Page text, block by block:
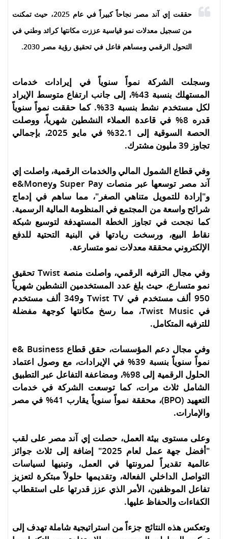
حققت إي آند مصر نجاحاً كبيراً في عام 2025، حيث تمكنت
من تسجيل معدلات نمو قياسية عززت مكانتها كرائد وطني في
التحول الرقمي ومساهم فاعل في تحقيق رؤية مصر 2030.
وسجلت الشركة نمواً سنوياً في إيرادات خدمات
المستهلك بنسبة 43%، إلى جانب ارتفاع متوسط الإيراد
لكل مستخدم نشط بنسبة 33%. كما حققت نمواً سنوياً
قدره 8% في قاعدة العملاء النشطين شهرياً، ووصلت
الحصة السوقية إلى 32.1% في مايو 2025، بإجمالي
تجاوز 39 مليون مشترك.
وفي قطاع الشمول المالي والخدمات الرقمية، واصلت إي
آند مصر توسعها عبر منصات Super Pay وe&Money
و"إرادة للتمويل متناهي الصغر"، مما ساهم في إدماج
شرائح واسعة من المجتمع في المنظومة المالية الرسمية.
كما نجحت في تجاوز الخطة المستهدفة لتوسيع شبكة
نقاط البيع، ورسخت ريادتها في البنية التحتية للدفع
الإلكتروني محققة معدلات نمو متسارعة.
وفي مجال الترفيه الرقمي، واصلت منصة Twist تحقيق
نمو متسارع، حيث بلغ عدد المستخدمين النشطين شهرياً
950 ألف مستخدم في Twist TV و349 ألف مستخدم
في Twist Music، مما رسخ مكانتها كوجهة مفضلة
للترفيه المتكامل.
وفي مجال دعم المؤسسات، حقق قطاع e& Business
نمواً سنوياً بنسبة 39% في الإيرادات، مع وصول اعتماد
الحلول الرقمية إلى 98%، ومضاعفة التفاعل عبر التطبيق
الشامل ثلاث مرات، كما توسعت الشركة في خدمات
التعهيد (BPO)، محققة نمواً سنوياً يقارب 41% في مصر
والإمارات.
وعلى مستوى بيئة العمل، حصلت إي آند مصر على لقب
"أفضل جهة عمل لعام 2025" إضافة إلى ثلاث جوائز
عالمية تقديراً لمرونتها في العمل، وتبنيها لسياسات
التواصل الداخلي الفعالة، وتقديمها حلولاً مبتكرة لتعزيز
تفاعل الموظفين، الأمر الذي عزز قدرتها على استقطاب
الكفاءات والحفاظ عليها.
وتعكس هذه النتائج جزءاً من استراتيجية شاملة تهدف إلى